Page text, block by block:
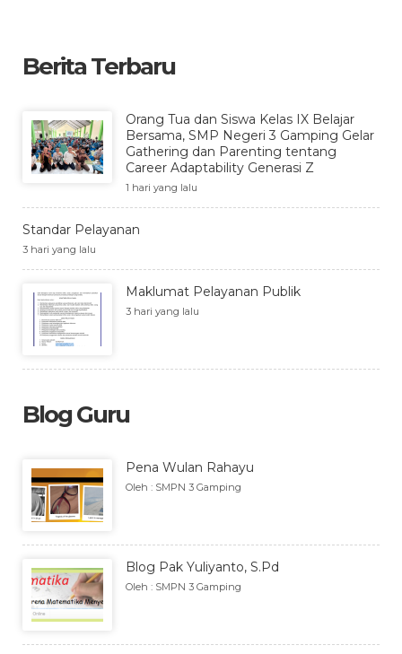
Berita Terbaru
Orang Tua dan Siswa Kelas IX Belajar
Bersama, SMP Negeri 3 Gamping Gelar
Gathering dan Parenting tentang
Career Adaptability Generasi Z
1 hari yang lalu
Standar Pelayanan
3 hari yang lalu
Maklumat Pelayanan Publik
3 hari yang lalu
Blog Guru
Pena Wulan Rahayu
Oleh : SMPN 3 Gamping
Blog Pak Yuliyanto, S.Pd
Oleh : SMPN 3 Gamping